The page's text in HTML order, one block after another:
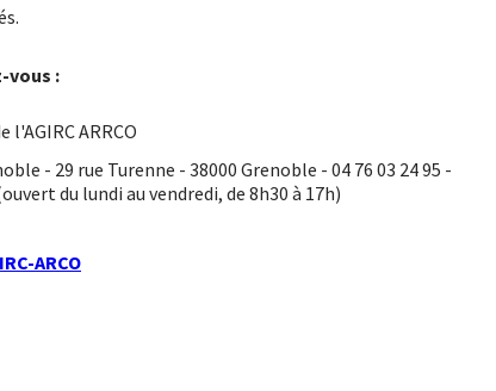
vous :
l'AGIRC ARRCO
- 29 rue Turenne - 38000 Grenoble - 04 76 03 24 95 -
du lundi au vendredi, de 8h30 à 17h)
ARCO